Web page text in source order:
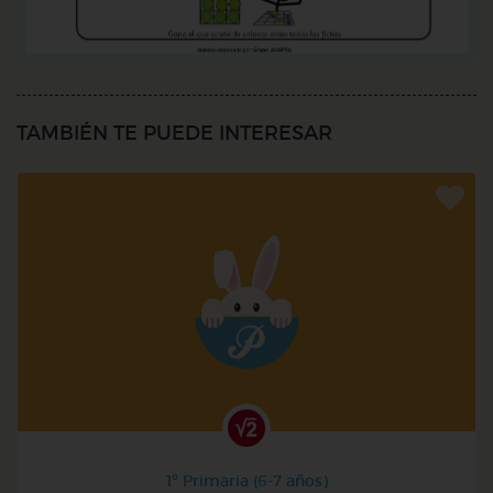
TAMBIÉN TE PUEDE INTERESAR
1º Primaria (6-7 años)